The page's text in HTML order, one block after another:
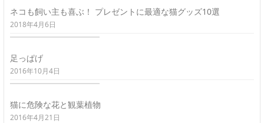
ネコも飼い主も喜ぶ！ プレゼントに最適な猫グッズ10選
2018年4月6日
足っぱげ
2016年10月4日
猫に危険な花と観葉植物
2016年4月21日